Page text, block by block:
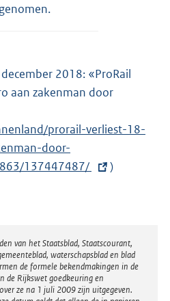
2018: «ProRail
aan zakenman door
prorail-verliest-18-
door-
137447487/
)
van het Staatsblad, Staatscourant,
waterschapsblad en blad
de formele bekendmakingen in de
de Rijkswet goedkeuring en
ze na 1 juli 2009 zijn uitgegeven.